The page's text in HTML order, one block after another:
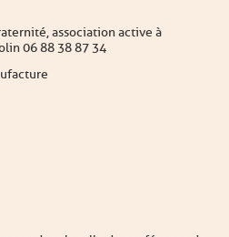
association active à
06 88 38 87 34